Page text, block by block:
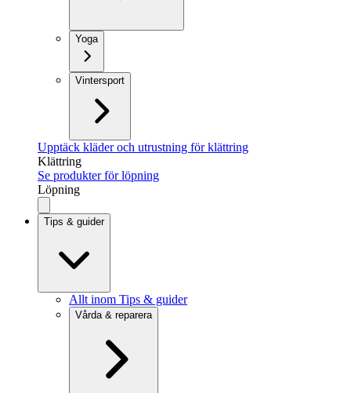
Yoga
Vintersport
Upptäck kläder och utrustning för klättring
Klättring
Se produkter för löpning
Löpning
Tips & guider
Allt inom Tips & guider
Vårda & reparera